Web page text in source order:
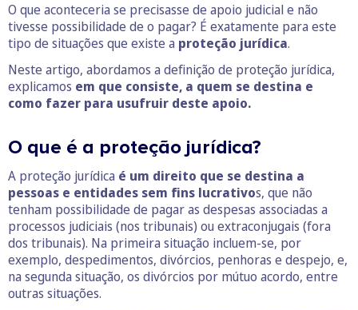
O que aconteceria se precisasse de apoio judicial e não
tivesse possibilidade de o pagar? É exatamente para este
tipo de situações que existe a proteção jurídica.
Neste artigo, abordamos a definição de proteção jurídica,
explicamos em que consiste, a quem se destina e
como fazer para usufruir deste apoio.
O que é a proteção jurídica?
A proteção jurídica é um direito que se destina a
pessoas e entidades sem fins lucrativos, que não
tenham possibilidade de pagar as despesas associadas a
processos judiciais (nos tribunais) ou extraconjugais (fora
dos tribunais). Na primeira situação incluem-se, por
exemplo, despedimentos, divórcios, penhoras e despejo, e,
na segunda situação, os divórcios por mútuo acordo, entre
outras situações.